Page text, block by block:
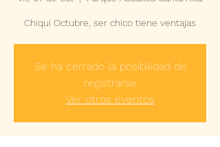
Chiqui Octubre, ser chico tiene ventajas
Se ha cerrado la posibilidad de
registrarse
Ver otros eventos